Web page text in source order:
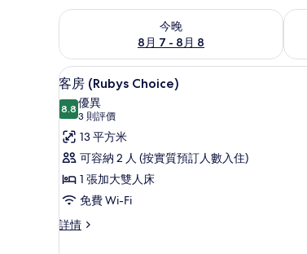
今晚
8月 7 - 8月 8
查看今晚 8月 7 - 8月 8的可訂空房 查
載
入
所
有
客
房
(Rubys
Choice)
高級寢具、房內
6
客房 (Rubys Choice)
8.88.8 分，滿分 10 分
優異
3 則評價
(3
則
評
價)
13 平方米
可容納 2 人 (按實質預訂人數入住)
1 張加大雙人床
免費 Wi-Fi
詳情
客